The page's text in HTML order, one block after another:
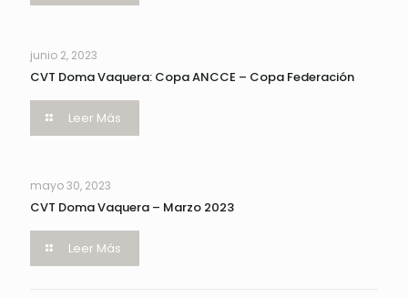
junio 2, 2023
CVT Doma Vaquera: Copa ANCCE – Copa Federación
Leer Más
mayo 30, 2023
CVT Doma Vaquera – Marzo 2023
Leer Más